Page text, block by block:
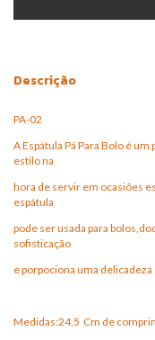
Descrição
PA-02
A Espátula Pá Para Bolo é
estilo na
hora de servir em ocasiões
espátula
pode ser usada para
sofisticação
e porpociona uma
Medidas:24,5 Cm de